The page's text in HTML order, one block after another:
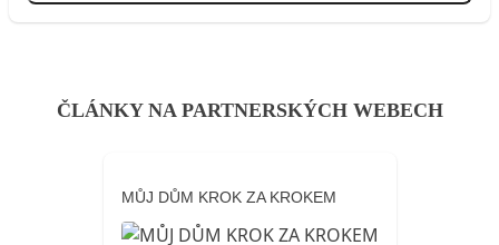
ČLÁNKY NA PARTNERSKÝCH WEBECH
MŮJ DŮM KROK ZA KROKEM